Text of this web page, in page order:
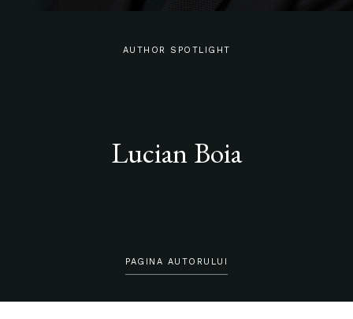
AUTHOR SPOTLIGHT
Lucian Boia
PAGINA AUTORULUI